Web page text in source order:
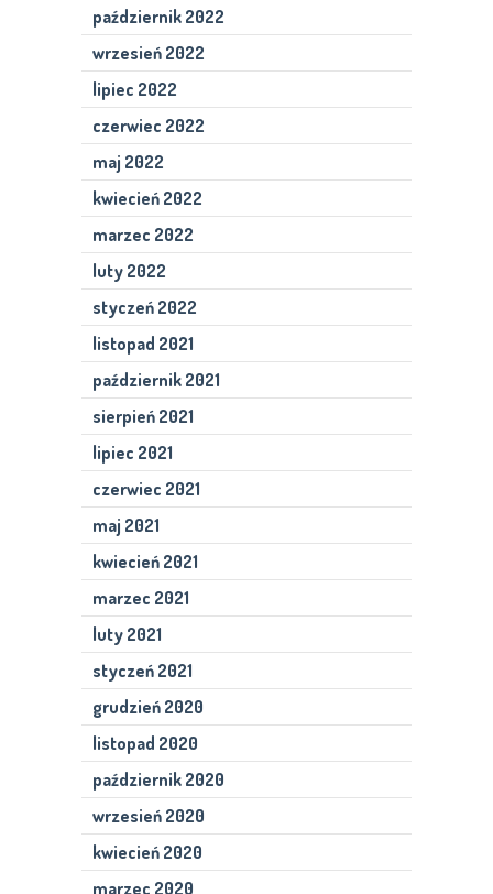
październik 2022
wrzesień 2022
lipiec 2022
czerwiec 2022
maj 2022
kwiecień 2022
marzec 2022
luty 2022
styczeń 2022
listopad 2021
październik 2021
sierpień 2021
lipiec 2021
czerwiec 2021
maj 2021
kwiecień 2021
marzec 2021
luty 2021
styczeń 2021
grudzień 2020
listopad 2020
październik 2020
wrzesień 2020
kwiecień 2020
marzec 2020